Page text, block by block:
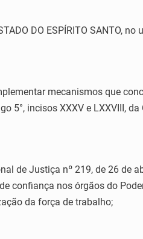
DO ESPÍRITO SANTO,
mecanismos que
5°, incisos XXXV e LXXVIII,
de Justiça nº 219, de 26 de
confiança nos órgãos do
da força de trabalho;